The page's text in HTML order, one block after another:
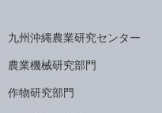
九州沖縄農業研究センター
農業機械研究部門
作物研究部門